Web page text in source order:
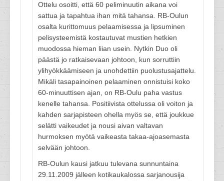
Ottelu osoitti, että 60 peliminuutin aikana voi
sattua ja tapahtua ihan mitä tahansa. RB-Oulun
osalta kurittomuus pelaamisessa ja lipsuminen
pelisysteemistä kostautuvat mustien hetkien
muodossa hieman liian usein. Nytkin Duo oli
päästä jo ratkaisevaan johtoon, kun sorruttiin
ylihyökkäämiseen ja unohdettiin puolustusajattelu.
Mikäli tasapainoinen pelaaminen onnistuisi koko
60-minuuttisen ajan, on RB-Oulu paha vastus
kenelle tahansa. Positiivista ottelussa oli voiton ja
kahden sarjapisteen ohella myös se, että joukkue
selätti vaikeudet ja nousi aivan valtavan
hurmoksen myötä vaikeasta takaa-ajoasemasta
selvään johtoon.
RB-Oulun kausi jatkuu tulevana sunnuntaina
29.11.2009 jälleen kotikaukalossa sarjanousija